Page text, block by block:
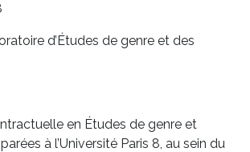
d’Études de genre et des
en Études de genre et
à l’Université Paris 8, au sein du